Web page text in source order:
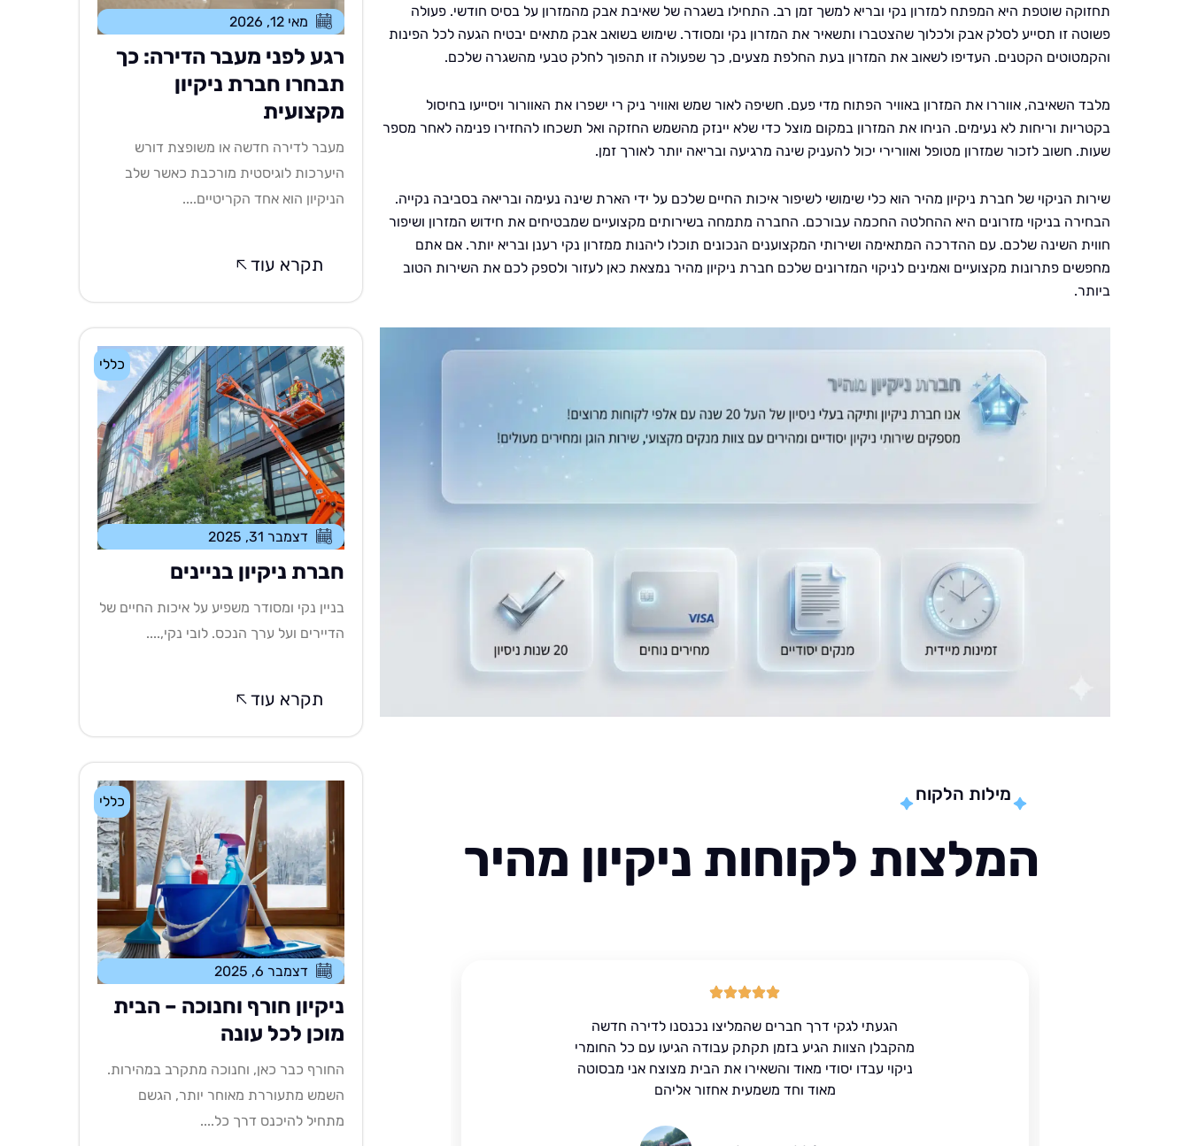
תחזוקה שוטפת היא המפתח למזרון נקי ובריא למשך זמן רב. התחילו בשגרה של שאיבת אבק מהמזרון על בסיס חודשי. פעולה
פשוטה זו תסייע לסלק אבק ולכלוך שהצטברו ותשאיר את המזרון נקי ומסודר. שימוש בשואב אבק מתאים יבטיח הגעה לכל הפינות
והקמטוטים הקטנים. העדיפו לשאוב את המזרון בעת החלפת מצעים, כך שפעולה זו תהפוך לחלק טבעי מהשגרה שלכם.
מלבד השאיבה, אווררו את המזרון באוויר הפתוח מדי פעם. חשיפה לאור שמש ואוויר ניק רי ישפרו את האוורור ויסייעו בחיסול
בקטריות וריחות לא נעימים. הניחו את המזרון במקום מוצל כדי שלא יינזק מהשמש החזקה ואל תשכחו להחזירו פנימה לאחר מספר
שעות. חשוב לזכור שמזרון מטופל ואוורירי יכול להעניק שינה מרגיעה ובריאה יותר לאורך זמן.
שירות הניקוי של חברת ניקיון מהיר הוא כלי שימושי לשיפור איכות החיים שלכם על ידי הארת שינה נעימה ובריאה בסביבה נקייה.
הבחירה בניקוי מזרונים היא ההחלטה החכמה עבורכם. החברה מתמחה בשירותים מקצועיים שמבטיחים את חידוש המזרון ושיפור
חווית השינה שלכם. עם ההדרכה המתאימה ושירותי המקצוענים הנכונים תוכלו ליהנות ממזרון נקי רענן ובריא יותר. אם אתם
מחפשים פתרונות מקצועיים ואמינים לניקוי המזרונים שלכם חברת ניקיון מהיר נמצאת כאן לעזור ולספק לכם את השירות הטוב
ביותר.
מילות הלקוח
המלצות לקוחות ניקיון מהיר
הגעתי לגקי דרך חברים שהמליצו נכנסנו לדירה חדשה
מהקבלן הצוות הגיע בזמן תקתק עבודה הגיעו עם כל החומרי
ניקוי עבדו יסודי מאוד והשאירו את הבית מצוצח אני מבסוטה
מאוד וחד משמעית אחזור אליהם
מאי 12, 2026
רגע לפני מעבר הדירה: כך
תבחרו חברת ניקיון
מקצועית
מעבר לדירה חדשה או משופצת דורש
היערכות לוגיסטית מורכבת כאשר שלב
הניקיון הוא אחד הקריטיים....
תקרא עוד
כללי
דצמבר 31, 2025
חברת ניקיון בניינים
בניין נקי ומסודר משפיע על איכות החיים של
הדיירים ועל ערך הנכס. לובי נקי,....
תקרא עוד
כללי
דצמבר 6, 2025
ניקיון חורף וחנוכה – הבית
מוכן לכל עונה
החורף כבר כאן, וחנוכה מתקרב במהירות.
השמש מתעוררת מאוחר יותר, הגשם
מתחיל להיכנס דרך כל....